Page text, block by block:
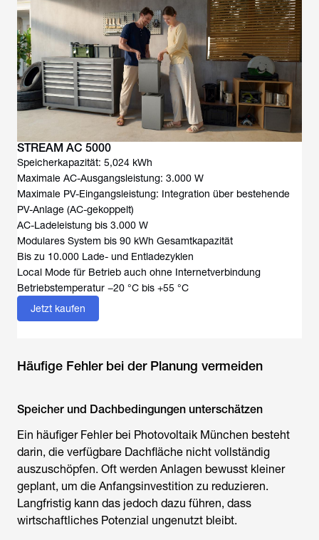
STREAM AC 5000
Speicherkapazität: 5,024 kWh
Maximale AC-Ausgangsleistung: 3.000 W
Maximale PV-Eingangsleistung: Integration über bestehende
PV-Anlage (AC-gekoppelt)
AC-Ladeleistung bis 3.000 W
Modulares System bis 90 kWh Gesamtkapazität
Bis zu 10.000 Lade- und Entladezyklen
Local Mode für Betrieb auch ohne Internetverbindung
Betriebstemperatur −20 °C bis +55 °C
Jetzt kaufen
Häufige Fehler bei der Planung vermeiden
Speicher und Dachbedingungen unterschätzen
Ein häufiger Fehler bei Photovoltaik München besteht
darin, die verfügbare Dachfläche nicht vollständig
auszuschöpfen. Oft werden Anlagen bewusst kleiner
geplant, um die Anfangsinvestition zu reduzieren.
Langfristig kann das jedoch dazu führen, dass
wirtschaftliches Potenzial ungenutzt bleibt.